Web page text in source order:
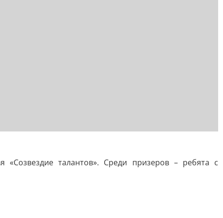
талантов». Среди призеров – ребята с